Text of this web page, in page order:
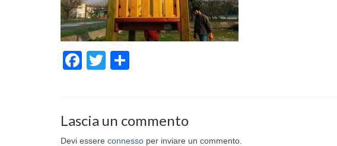
Facebook
Twitter
Lascia un commento
Devi essere connesso per inviare un commento.